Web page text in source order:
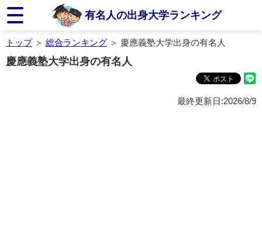
有名人の出身大学ランキング
トップ＞ 総合ランキング ＞ 慶應義塾大学出身の有名人
慶應義塾大学出身の有名人
最終更新日:2026/8/9